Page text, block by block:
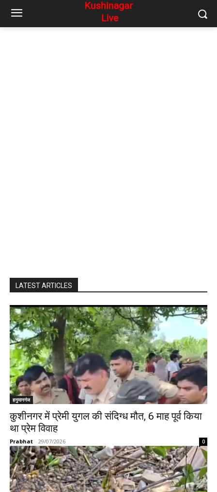
LATEST ARTICLES
हनुमानगंज
कुशीनगर में प्रेमी युगल की संदिग्ध मौत, 6 माह पूर्व किया
था प्रेम विवाह
Prabhat - 29/07/2026 0